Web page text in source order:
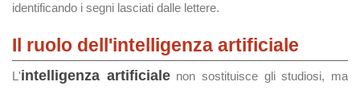
identificando i segni lasciati dalle lettere.
Il ruolo dell'intelligenza artificiale
L'intelligenza artificialenon sostituisce gli studiosi, ma